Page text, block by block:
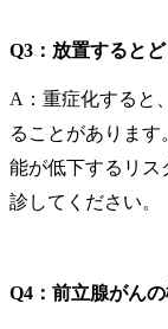
Q3：放置すると
A：重症化すると
ることがありま
能が低下するリス
診してください。
Q4：前立腺がん